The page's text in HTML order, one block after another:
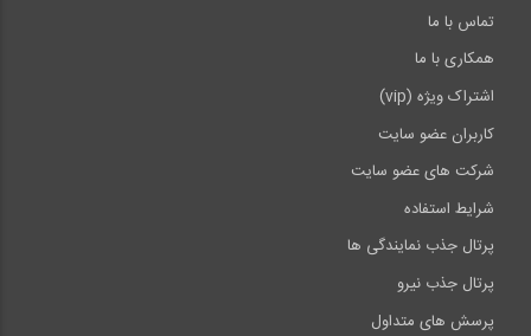
تماس با ما
همکاری با ما
اشتراک ویژه (vip)
کاربران عضو سایت
شرکت های عضو سایت
شرایط استفاده
پرتال جذب نمایندگی ها
پرتال جذب نیرو
پرسش های متداول